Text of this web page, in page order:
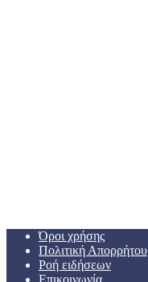
Όροι χρήσης
Πολιτική Απορρήτου
Ροή ειδήσεων
Επικοινωνία